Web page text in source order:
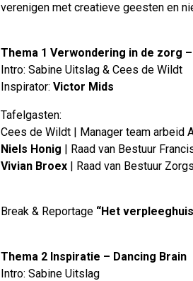
verenigen met creatieve geesten en
Thema 1 Verwondering in de zorg
Intro: Sabine Uitslag & Cees de Wildt​
Inspirator: Victor Mids​
Tafelgasten:
Cees de Wildt | Manager team arbeid
Niels Honig | Raad van Bestuur
Vivian Broex | Raad van Bestuur
Break & Reportage “Het
Thema 2 Inspiratie – Dancing Brain
Intro: Sabine Uitslag ​